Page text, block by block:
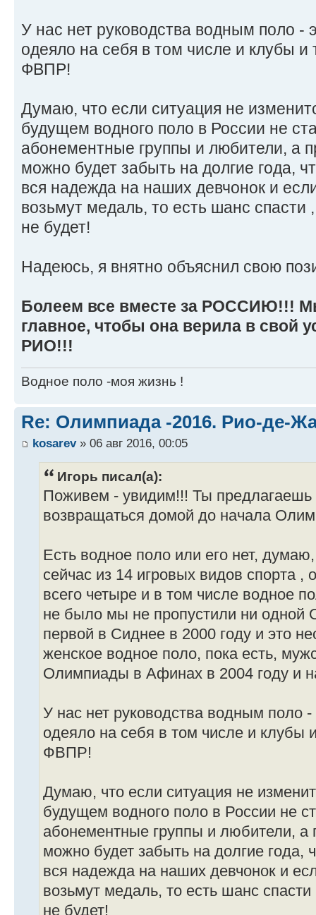
У нас нет руководства водным поло -
одеяло на себя в том числе и клубы
ФВПР!
Думаю, что если ситуация не
будущем водного поло в России не
абонементные группы и любители, а
можно будет забыть на долгие года,
вся надежда на наших девчонок и
возьмут медаль, то есть шанс спасти
не будет!
Надеюсь, я внятно объяснил свою
Болеем все вместе за РОССИЮ!!!
главное, чтобы она верила в свой
РИО!!!
Водное поло -моя жизнь !
Re: Олимпиада -2016. Рио-де-
kosarev» 06 авг 2016, 00:05
Игорь писал(а):
Поживем - увидим!!! Ты предлагаешь
возвращаться домой до начала
Есть водное поло или его нет,
сейчас из 14 игровых видов спорта
всего четыре и в том числе водное
не было мы не пропустили ни одной
первой в Сиднее в 2000 году и это
женское водное поло, пока есть,
Олимпиады в Афинах в 2004 году и
У нас нет руководства водным поло
одеяло на себя в том числе и клубы
ФВПР!
Думаю, что если ситуация не
будущем водного поло в России не
абонементные группы и любители, а
можно будет забыть на долгие года,
вся надежда на наших девчонок и
возьмут медаль, то есть шанс спасти
не будет!